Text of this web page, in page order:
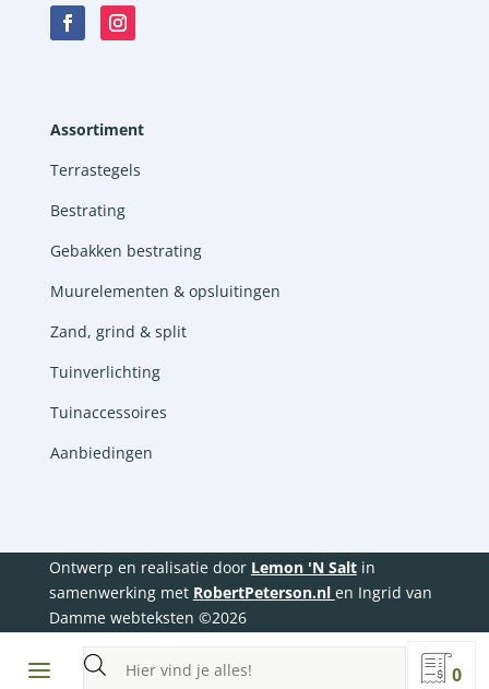
0
Assortiment
Terrastegels
Bestrating
Gebakken bestrating
Muurelementen & opsluitingen
Zand, grind & split
Tuinverlichting
Tuinaccessoires
Aanbiedingen
Ontwerp en realisatie door Lemon 'N Saltin
samenwerking met RobertPeterson.nl en Ingrid van
Damme webteksten ©2026